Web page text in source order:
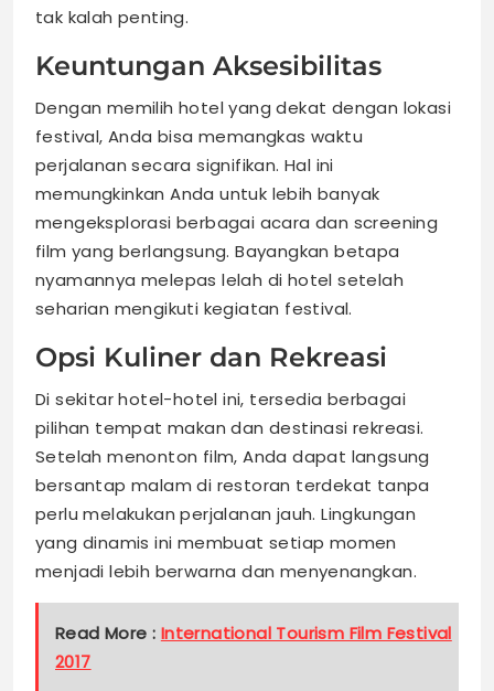
tak kalah penting.
Keuntungan Aksesibilitas
Dengan memilih hotel yang dekat dengan lokasi
festival, Anda bisa memangkas waktu
perjalanan secara signifikan. Hal ini
memungkinkan Anda untuk lebih banyak
mengeksplorasi berbagai acara dan screening
film yang berlangsung. Bayangkan betapa
nyamannya melepas lelah di hotel setelah
seharian mengikuti kegiatan festival.
Opsi Kuliner dan Rekreasi
Di sekitar hotel-hotel ini, tersedia berbagai
pilihan tempat makan dan destinasi rekreasi.
Setelah menonton film, Anda dapat langsung
bersantap malam di restoran terdekat tanpa
perlu melakukan perjalanan jauh. Lingkungan
yang dinamis ini membuat setiap momen
menjadi lebih berwarna dan menyenangkan.
Read More : International Tourism Film Festival
2017